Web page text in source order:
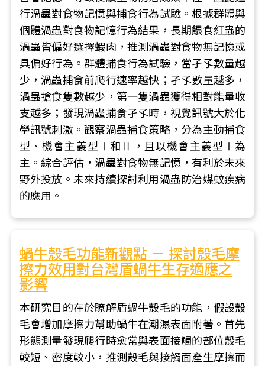
行渦蟲對食物記憶與捕食行為試驗。根據群體與
個體渦蟲對食物記憶行為結果，長期餵食紅蟲的
渦蟲皆偏好選擇蝦肉，推測渦蟲對食物無記憶或
具偏好行為。群體捕食行為試驗，當孑孓數量越
少，渦蟲捕食前爬行速率越快；孑孓數量越多，
渦蟲搶食隻數越少，第一隻渦蟲獲得相對能量收
支越多；發現渦蟲捕食孑孓時，視覺訊號大於化
學訊號刺激。觀察渦蟲捕食策略，分為主動捕食
型、機會主義型Ⅰ和Ⅱ，且以機會主義型Ⅰ為
主。綜合評估，渦蟲對食物無記憶，有利於未來
野外投放。未來持續探討利用渦蟲防治媒蚊疾病
的應用。
蝸牛殼毛功能新觀點 － 探討殼毛摩
擦力效用對台灣盾蝸牛生存適應之
影響
本研究目的在於瞭解盾蝸牛殼毛的功能，假設殼
毛會增加摩擦力幫助蝸牛在潮濕表面附著。首先
形態測量發現爬行時愈常與表面接觸的部位殼毛
較短、密度較小，推測殼毛與接觸面產生摩擦而